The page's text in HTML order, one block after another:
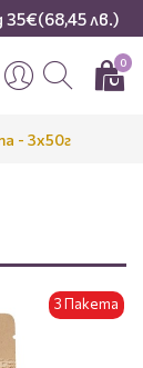
лв.)
0
- 3x50г
3 Пакета